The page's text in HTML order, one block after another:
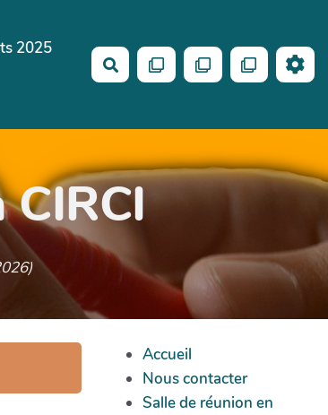
2025
Rechercher
Accueil
Nous contacter
Salle de réunion en